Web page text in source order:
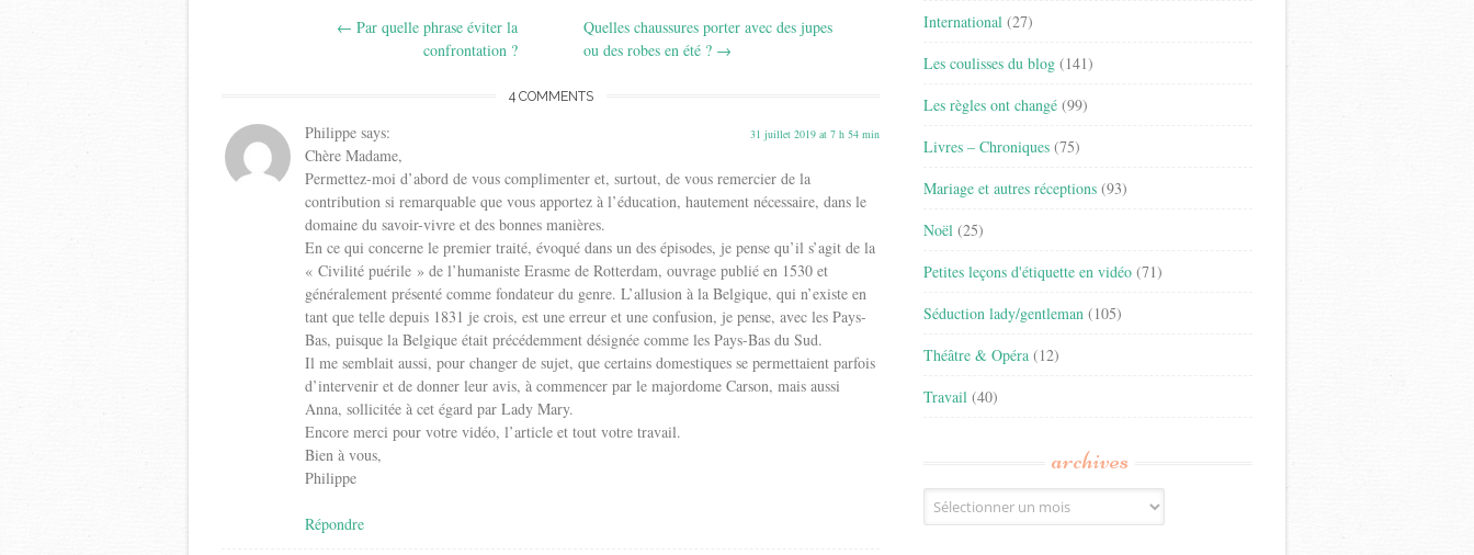
← Par quelle phrase éviter la
confrontation ?
Quelles chaussures porter avec des jupes
ou des robes en été ? →
4 COMMENTS
Philippe says: 31 juillet 2019 at 7 h 54 min
Chère Madame,
Permettez-moi d’abord de vous complimenter et, surtout, de vous remercier de la
contribution si remarquable que vous apportez à l’éducation, hautement nécessaire, dans le
domaine du savoir-vivre et des bonnes manières.
En ce qui concerne le premier traité, évoqué dans un des épisodes, je pense qu’il s’agit de la
« Civilité puérile » de l’humaniste Erasme de Rotterdam, ouvrage publié en 1530 et
généralement présenté comme fondateur du genre. L’allusion à la Belgique, qui n’existe en
tant que telle depuis 1831 je crois, est une erreur et une confusion, je pense, avec les Pays-
Bas, puisque la Belgique était précédemment désignée comme les Pays-Bas du Sud.
Il me semblait aussi, pour changer de sujet, que certains domestiques se permettaient parfois
d’intervenir et de donner leur avis, à commencer par le majordome Carson, mais aussi
Anna, sollicitée à cet égard par Lady Mary.
Encore merci pour votre vidéo, l’article et tout votre travail.
Bien à vous,
Philippe
Répondre
International (27)
Les coulisses du blog (141)
Les règles ont changé (99)
Livres – Chroniques (75)
Mariage et autres réceptions (93)
Noël (25)
Petites leçons d'étiquette en vidéo (71)
Séduction lady/gentleman (105)
Théâtre & Opéra (12)
Travail (40)
archives
Archives